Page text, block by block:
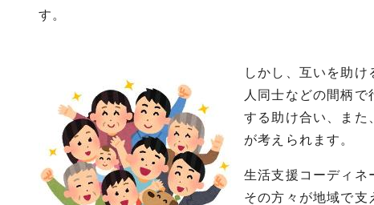
す。
しかし、互いを助
人同士などの間柄
する助け合い、また
が考えられます。
生活支援コーディネ
その方々が地域で支